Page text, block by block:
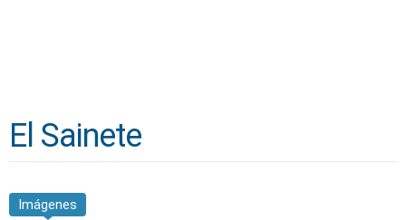
El Sainete
Imágenes